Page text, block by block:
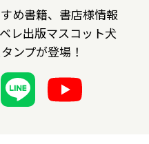
め書籍、書店様情報
レ出版マスコット犬
ンプが登場！